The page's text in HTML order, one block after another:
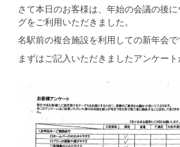
さて本日のお客様は、年始の会議の後
グをご利用いただきました。
名駅前の複合施設を利用しての新年会で
まずはご記入いただきましたアンケート